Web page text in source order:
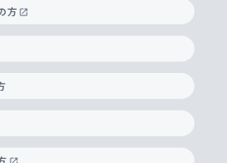
学部
ス
ぶ
究科
ンサーン研究所
究所
究所
自由課題研究
る法令・研究費の使用について
談
防止の取り組み
学生への支援
ート
支援プログラム
）・進路統計
ト
特別研究生・国費留学生
大学から上智大学で学ぶ)
生
Program受講生
念
革
ーカイブズ
トリック
ージメント
れた世界の知性
アフリカWeeks
ーシャルメディア
院について
大学
方